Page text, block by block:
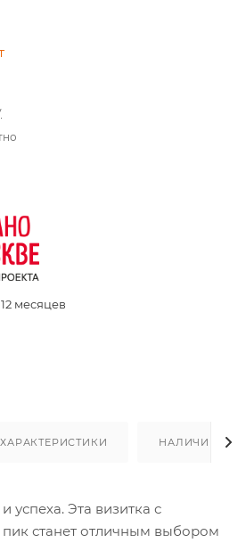
12 месяцев
ХАРАКТЕРИСТИКИ НАЛИЧИЕ
успеха. Эта визитка с
станет отличным выбором